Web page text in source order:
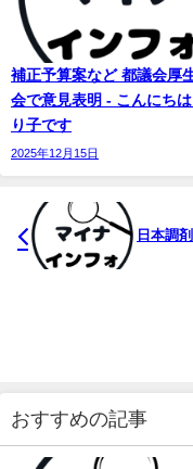
補正予算案など 都議会厚
会で意見表明 - こんにち
り子です
2025年12月15日
日本調
おすすめの記事